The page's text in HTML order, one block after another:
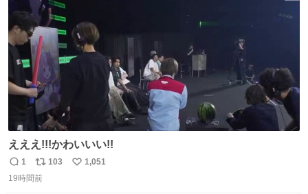
数
えええ!!!かわいいい!!
返
信
1
リ
ポ
103
い
1,051
19時間前